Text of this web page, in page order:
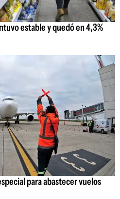
estable y quedó en 4,3%
para abastecer vuelos